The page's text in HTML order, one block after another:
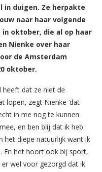
in duigen. Ze herpakte
naar haar volgende
oktober, die al op haar
Nienke over haar
de Amsterdam
oktober.
heeft dat ze niet de
lopen, zegt Nienke ‘dat
in me nog te kunnen
en ben blij dat ik heb
het diepe natuurlijk want ik
En het hoort ook bij sport,
wel voor gezorgd dat ik